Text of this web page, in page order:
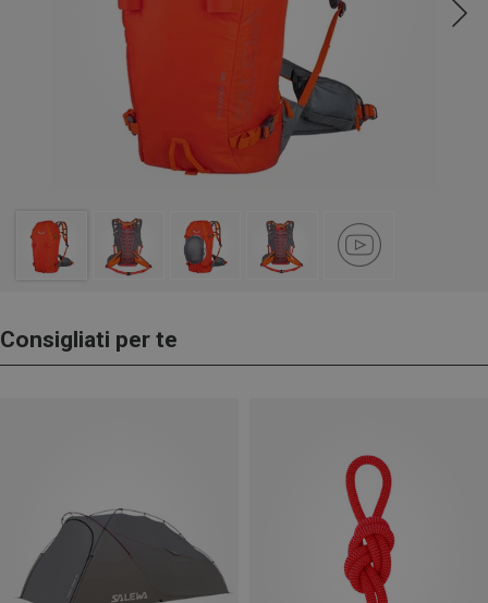
Consigliati per te